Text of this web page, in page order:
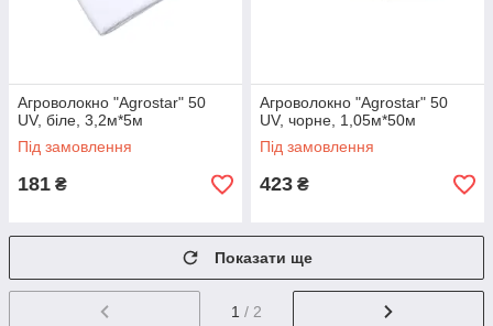
Агроволокно "Agrostar" 50
UV, біле, 3,2м*5м
Під замовлення
181 ₴
Агроволокно "Agrostar" 50
UV, чорне, 1,05м*50м
Під замовлення
423 ₴
Показати ще
1 / 2